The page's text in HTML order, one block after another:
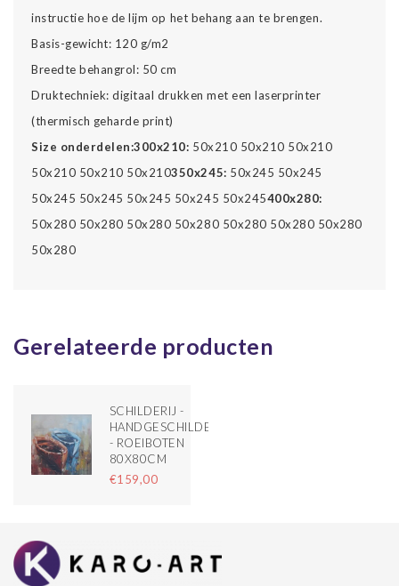
instructie hoe de lijm op het behang aan te brengen.
Basis-gewicht: 120 g/m2
Breedte behangrol: 50 cm
Druktechniek: digitaal drukken met een laserprinter
(thermisch geharde print)
Size onderdelen:300x210: 50x210 50x210 50x210
50x210 50x210 50x210350x245: 50x245 50x245
50x245 50x245 50x245 50x245 50x245400x280:
50x280 50x280 50x280 50x280 50x280 50x280 50x280
50x280
Gerelateerde producten
SCHILDERIJ -
HANDGESCHILDERD
- ROEIBOTEN
80X80CM
€159,00